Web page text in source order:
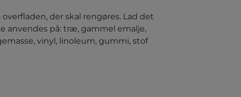
der skal rengøres. Lad det
anvendes på: træ, gammel emalje,
vinyl, linoleum, gummi, stof